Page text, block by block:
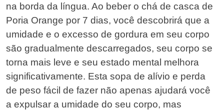
na borda da língua. Ao beber o chá de casca de
Poria Orange por 7 dias, você descobrirá que a
umidade e o excesso de gordura em seu corpo
são gradualmente descarregados, seu corpo se
torna mais leve e seu estado mental melhora
significativamente. Esta sopa de alívio e perda
de peso fácil de fazer não apenas ajudará você
a expulsar a umidade do seu corpo, mas